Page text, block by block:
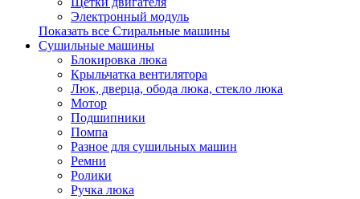
Электронный модуль
Показать все Стиральные машины
Сушильные машины
Блокировка люка
Крыльчатка вентилятора
Люк, дверца, обода люка, стекло люка
Мотор
Подшипники
Помпа
Разное для сушильных машин
Ремни
Ролики
Ручка люка